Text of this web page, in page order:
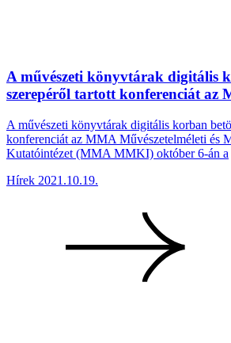
A művészeti könyvtárak digitális
szerepéről tartott konferenciát az
A művészeti könyvtárak digitális korban
konferenciát az MMA Művészetelméleti és
Kutatóintézet (MMA MMKI) október 6-án a
Hírek 2021.10.19.